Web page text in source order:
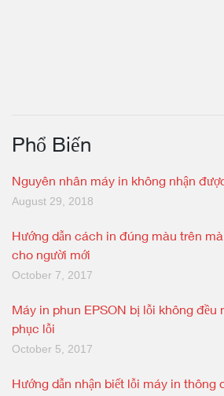
Phổ Biến
Nguyên nhân máy in không nhận
August 29, 2018
Hướng dẫn cách in đúng màu trên
cho người mới
October 7, 2017
Máy in phun EPSON bị lỗi không đều
phục lỗi
October 5, 2017
Hướng dẫn nhận biết lỗi máy in thông